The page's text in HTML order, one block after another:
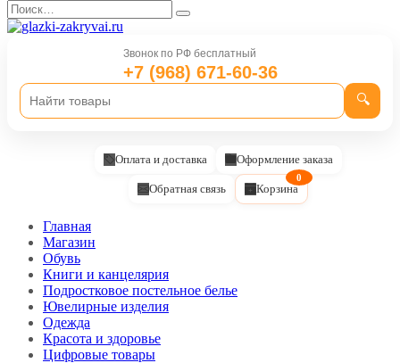
Перейти
к
содержанию
Search
for:
Звонок по РФ бесплатный
+7 (968) 671-60-36
🔍
Оплата и доставка Оформление заказа
Обратная связь Корзина
0
Главная
Магазин
Обувь
Книги и канцелярия
Подростковое постельное белье
Ювелирные изделия
Одежда
Красота и здоровье
Цифровые товары